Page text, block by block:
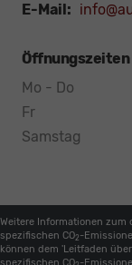
E-Mail:
Öffnungszeiten
Mo - Do
Fr
Samstag
Weitere Informationen
spezifischen CO2 -
können dem 'Leitfaden
spezifischen CO -